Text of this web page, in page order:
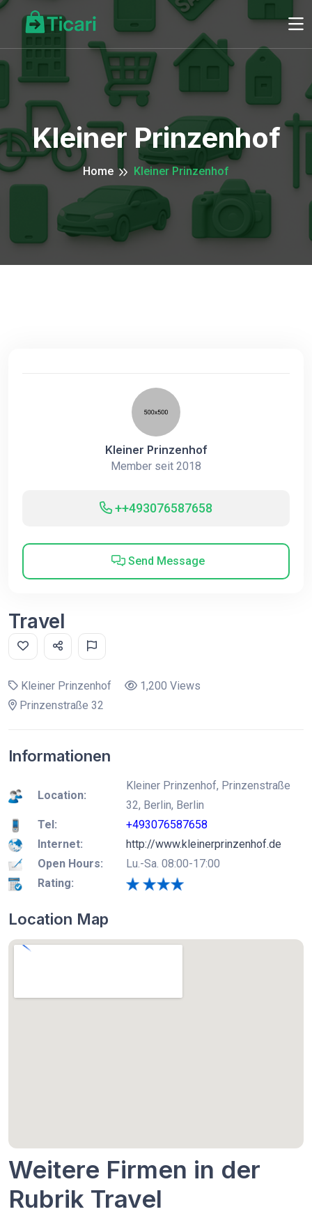
Kleiner Prinzenhof
Home Kleiner Prinzenhof
Kleiner Prinzenhof
Member seit 2018
++493076587658
Send Message
Travel
Kleiner Prinzenhof
1,200 Views
Prinzenstraße 32
Informationen
Location:
Kleiner Prinzenhof, Prinzenstraße
32, Berlin, Berlin
Tel:
+493076587658
Internet:
http://www.kleinerprinzenhof.de
Open Hours:
Lu.-Sa. 08:00-17:00
Rating:
Location Map
Weitere Firmen in der
Rubrik Travel